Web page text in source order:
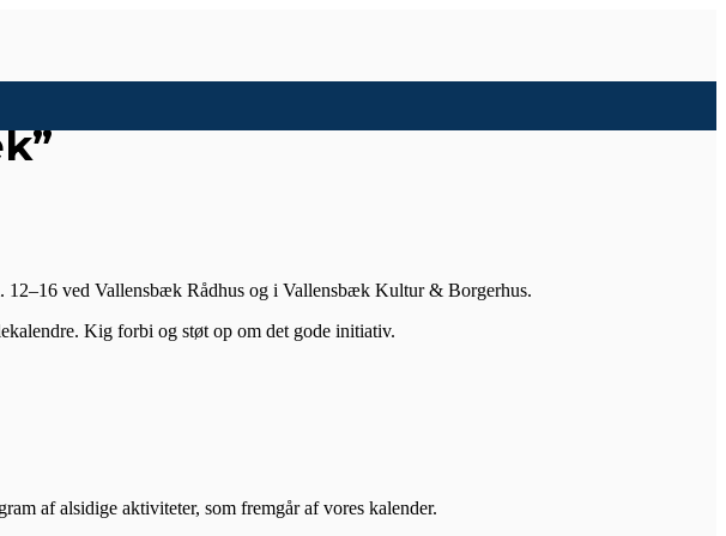
12–16 ved Vallensbæk Rådhus og i Vallensbæk Kultur & Borgerhus.
Kig forbi og støt op om det gode initiativ.
af alsidige aktiviteter, som fremgår af vores kalender.